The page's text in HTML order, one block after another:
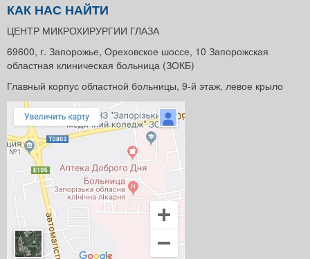
КАК НАС НАЙТИ
ЦЕНТР МИКРОХИРУРГИИ ГЛАЗА
69600, г. Запорожье, Ореховское шоссе, 10 Запорожская
областная клиническая больница (ЗОКБ)
Главный корпус областной больницы, 9-й этаж, левое крыло